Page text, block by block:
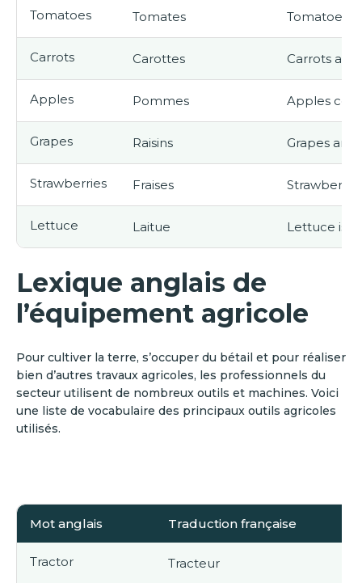
Tomatoes Tomates Tomatoes
Carrots Carottes Carrots are
Apples Pommes Apples
Grapes Raisins Grapes are
Strawberries Fraises
Lettuce Laitue Lettuce is a
Lexique anglais de
l’équipement agricole
Pour cultiver la terre, s’occuper du bétail et pour réaliser
bien d’autres travaux agricoles, les professionnels du
secteur utilisent de nombreux outils et machines. Voici
une liste de vocabulaire des principaux outils agricoles
utilisés.
Mot anglais Traduction française
Tractor Tracteur